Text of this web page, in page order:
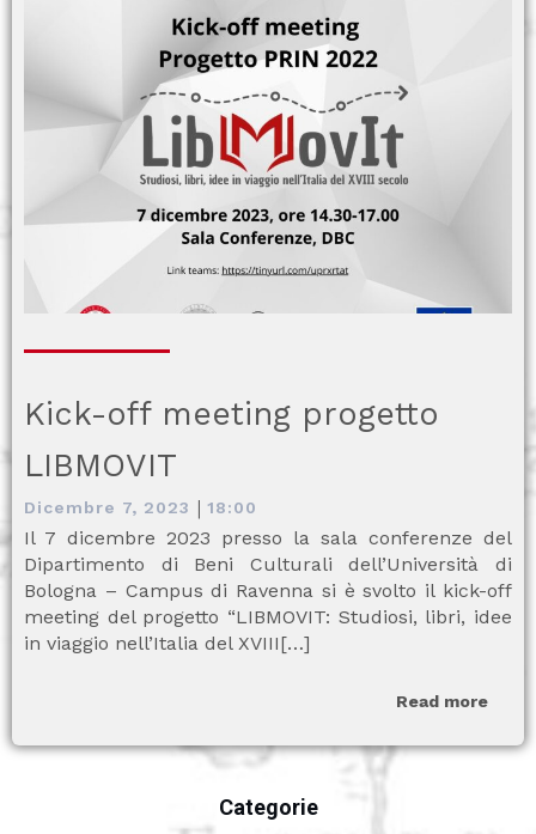
Kick-off meeting progetto
LIBMOVIT
Dicembre 7, 2023 | 18:00
Il 7 dicembre 2023 presso la sala conferenze del
Dipartimento di Beni Culturali dell’Università di
Bologna – Campus di Ravenna si è svolto il kick-off
meeting del progetto “LIBMOVIT: Studiosi, libri, idee
in viaggio nell’Italia del XVIII[…]
Read more
Categorie